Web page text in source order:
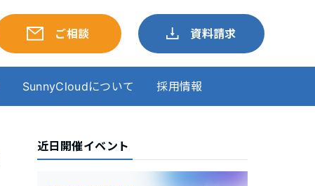
ご相談 資料請求
SunnyCloudについて 採用情報
近日開催イベント